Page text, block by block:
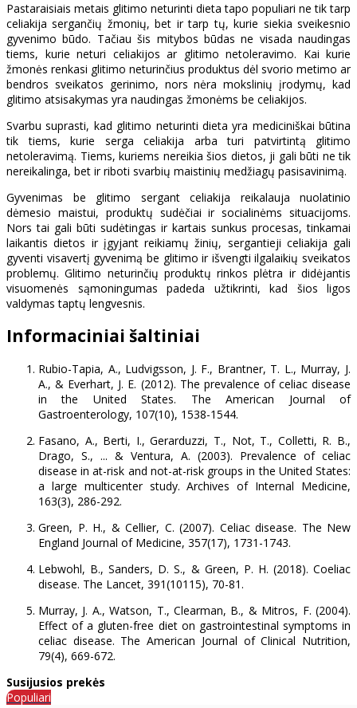
Pastaraisiais metais glitimo neturinti dieta tapo populiari ne tik tarp
celiakija sergančių žmonių, bet ir tarp tų, kurie siekia sveikesnio
gyvenimo būdo. Tačiau šis mitybos būdas ne visada naudingas
tiems, kurie neturi celiakijos ar glitimo netoleravimo. Kai kurie
žmonės renkasi glitimo neturinčius produktus dėl svorio metimo ar
bendros sveikatos gerinimo, nors nėra mokslinių įrodymų, kad
glitimo atsisakymas yra naudingas žmonėms be celiakijos.
Svarbu suprasti, kad glitimo neturinti dieta yra mediciniškai būtina
tik tiems, kurie serga celiakija arba turi patvirtintą glitimo
netoleravimą. Tiems, kuriems nereikia šios dietos, ji gali būti ne tik
nereikalinga, bet ir riboti svarbių maistinių medžiagų pasisavinimą.
Gyvenimas be glitimo sergant celiakija reikalauja nuolatinio
dėmesio maistui, produktų sudėčiai ir socialinėms situacijoms.
Nors tai gali būti sudėtingas ir kartais sunkus procesas, tinkamai
laikantis dietos ir įgyjant reikiamų žinių, sergantieji celiakija gali
gyventi visavertį gyvenimą be glitimo ir išvengti ilgalaikių sveikatos
problemų. Glitimo neturinčių produktų rinkos plėtra ir didėjantis
visuomenės sąmoningumas padeda užtikrinti, kad šios ligos
valdymas taptų lengvesnis.
Informaciniai šaltiniai
Rubio-Tapia, A., Ludvigsson, J. F., Brantner, T. L., Murray, J.
A., & Everhart, J. E. (2012). The prevalence of celiac disease
in the United States. The American Journal of
Gastroenterology, 107(10), 1538-1544.
Fasano, A., Berti, I., Gerarduzzi, T., Not, T., Colletti, R. B.,
Drago, S., ... & Ventura, A. (2003). Prevalence of celiac
disease in at-risk and not-at-risk groups in the United States:
a large multicenter study. Archives of Internal Medicine,
163(3), 286-292.
Green, P. H., & Cellier, C. (2007). Celiac disease. The New
England Journal of Medicine, 357(17), 1731-1743.
Lebwohl, B., Sanders, D. S., & Green, P. H. (2018). Coeliac
disease. The Lancet, 391(10115), 70-81.
Murray, J. A., Watson, T., Clearman, B., & Mitros, F. (2004).
Effect of a gluten-free diet on gastrointestinal symptoms in
celiac disease. The American Journal of Clinical Nutrition,
79(4), 669-672.
Susijusios prekės
Populiari